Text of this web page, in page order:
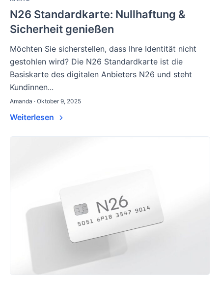
N26 Standardkarte: Nullhaftung &
Sicherheit genießen
Möchten Sie sicherstellen, dass Ihre Identität nicht
gestohlen wird? Die N26 Standardkarte ist die
Basiskarte des digitalen Anbieters N26 und steht
Kundinnen...
Amanda · Oktober 9, 2025
Weiterlesen